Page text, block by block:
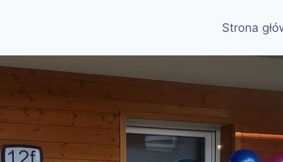
Strona